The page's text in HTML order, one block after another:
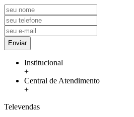
Enviar
Institucional
+
Central de Atendimento
+
Televendas